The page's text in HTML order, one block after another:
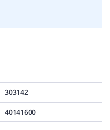
303142
40141600